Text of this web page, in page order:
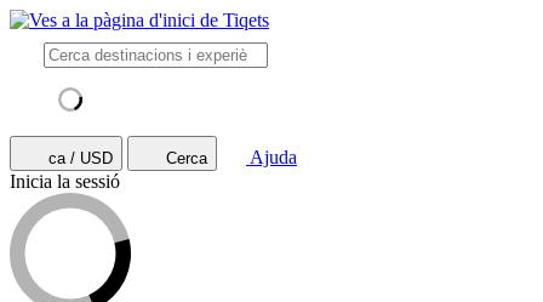
ca / USD Cerca
Ajuda
Inicia la sessió